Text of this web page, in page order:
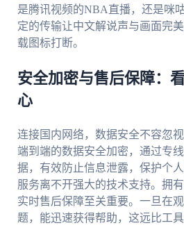
是腾讯视频的NBA直播，还是咪
定的传输让中文解说声与画面完
载图标打断。
安全加密与售后保障：
心
连接国内网络，数据安全不容忽
端到端的数据安全加密，通过专
据，有效防止信息泄露，保护个
服务离不开强大的技术支持。拥
实时售后保障至关重要。一旦在
题，能迅速获得帮助，这远比工